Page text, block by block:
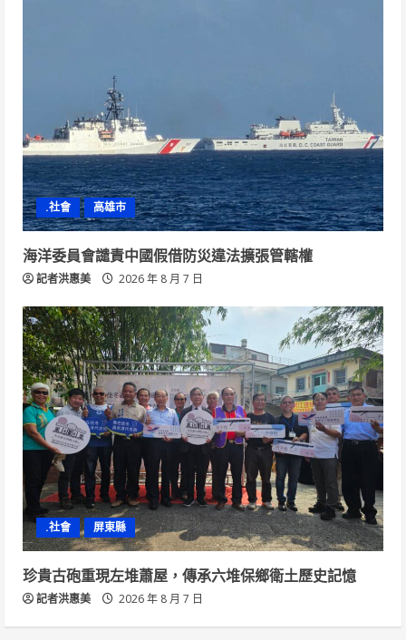
.社會 高雄市
海洋委員會譴責中國假借防災違法擴張管轄權
記者洪惠美 2026 年 8 月 7 日
.社會 屏東縣
珍貴古砲重現左堆蕭屋，傳承六堆保鄉衛土歷史記憶
記者洪惠美 2026 年 8 月 7 日